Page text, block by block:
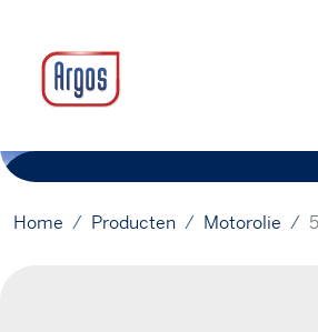
Home Producten Motorolie